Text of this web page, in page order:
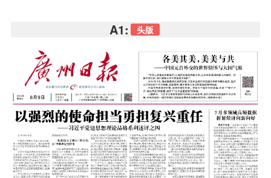
A1: 头版